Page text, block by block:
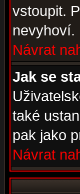
vstoupit.
nevyhoví.
Návrat
Jak se
také
pak jako
Návrat